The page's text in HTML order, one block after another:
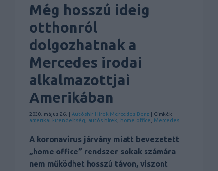
Még hosszú ideig
otthonról
dolgozhatnak a
Mercedes irodai
alkalmazottjai
Amerikában
2020. május 26. | Autóshír Hírek Mercedes-Benz | Címkék:
amerikai kirendeltség
autós hírek home office Mercedes
A koronavírus járvány miatt bevezetett
„home office” rendszer sokak számára
nem működhet hosszú távon, viszont